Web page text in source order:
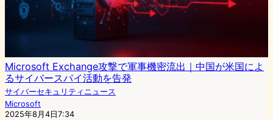
Microsoft Exchange攻撃で軍事機密流出｜中国が米国によ
るサイバースパイ活動を告発
サイバーセキュリティニュース
Microsoft
2025年8月4日7:34